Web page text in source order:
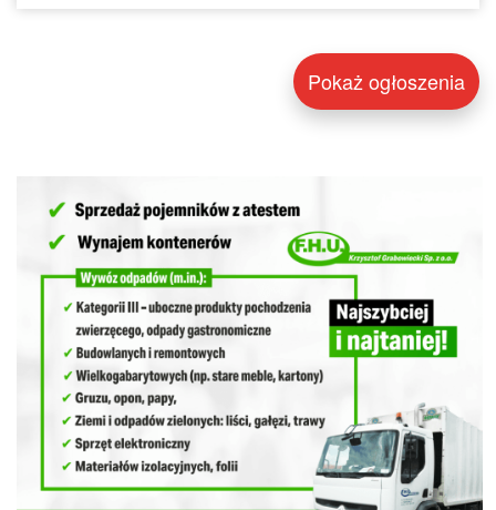
Pokaż ogłoszenia